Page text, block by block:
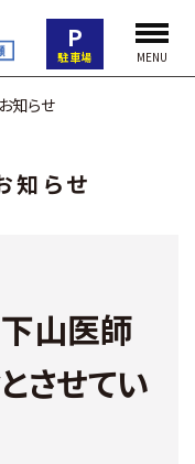
P
駐車場 MENU
知らせ
知らせ
山医師
させてい